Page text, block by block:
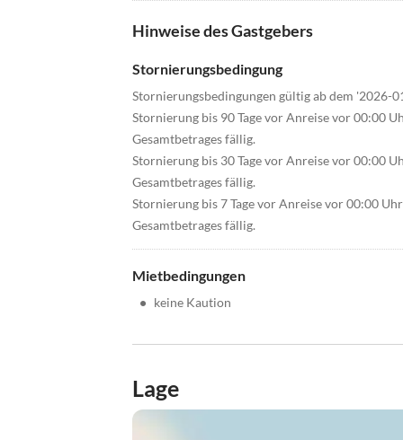
Hinweise des Gastgebers
Stornierungsbedingung
Stornierungsbedingungen gültig ab dem '2026-
Stornierung bis 90 Tage vor Anreise vor 00:00
Gesamtbetrages fällig.
Stornierung bis 30 Tage vor Anreise vor 00:00
Gesamtbetrages fällig.
Stornierung bis 7 Tage vor Anreise vor 00:00
Gesamtbetrages fällig.
Mietbedingungen
• keine Kaution
Lage